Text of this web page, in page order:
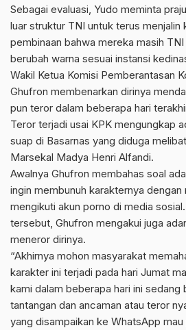
Sebagai evaluasi, Yudo meminta
luar struktur TNI untuk terus menjalin
pembinaan bahwa mereka masih
berubah warna sesuai instansi
Wakil Ketua Komisi Pemberantasan
Ghufron membenarkan dirinya
pun teror dalam beberapa hari
Teror terjadi usai KPK mengungkap
suap di Basarnas yang diduga
Marsekal Madya Henri Alfandi.
Awalnya Ghufron membahas soal
ingin membunuh karakternya
mengikuti akun porno di media
tersebut, Ghufron mengakui juga
meneror dirinya.
“Akhirnya mohon masyarakat
karakter ini terjadi pada hari Jumat
kami dalam beberapa hari ini sedang
tantangan dan ancaman atau teror
yang disampaikan ke WhatsApp mau